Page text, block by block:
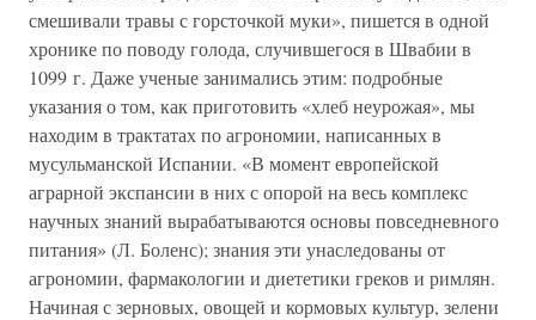
смешивали травы с горсточкой муки», пишется в одной
хронике по поводу голода, случившегося в Швабии в
1099 г. Даже ученые занимались этим: подробные
указания о том, как приготовить «хлеб неурожая», мы
находим в трактатах по агрономии, написанных в
мусульманской Испании. «В момент европейской
аграрной экспансии в них с опорой на весь комплекс
научных знаний вырабатываются основы повседневного
питания» (Л. Боленс); знания эти унаследованы от
агрономии, фармакологии и диететики греков и римлян.
Начиная с зерновых, овощей и кормовых культур, зелени